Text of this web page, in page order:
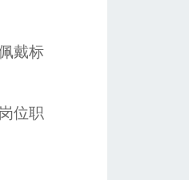
戴标
位职